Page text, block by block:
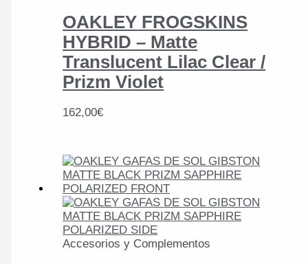
OAKLEY FROGSKINS
HYBRID – Matte
Translucent Lilac Clear /
Prizm Violet
162,00€
Accesorios y Complementos